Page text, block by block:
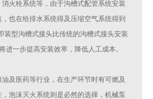
火栓系统等，由于沟槽式配管系统安装
也在给排水系统得及压缩空气系统得到
装型沟槽式接头比传统的沟槽式接头安装
进一步提高安装效率，降低人工成本。
及医药等行业，在生产环节时有可燃及
泡沫灭火系统则是必然的选择，机械泵